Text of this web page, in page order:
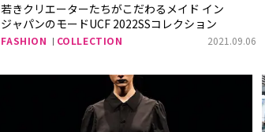
若きクリエーターたちがこだわるメイド イン
ジャパンのモードUCF 2022SSコレクション
FASHION COLLECTION 2021.09.06